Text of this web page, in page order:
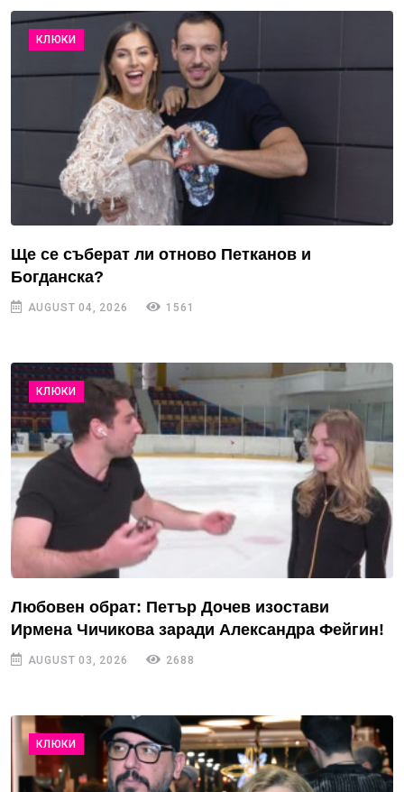
КЛЮКИ
Ще се съберат ли отново Петканов и
Богданска?
AUGUST 04, 2026 1561
КЛЮКИ
Любовен обрат: Петър Дочев изостави
Ирмена Чичикова заради Александра Фейгин!
AUGUST 03, 2026 2688
КЛЮКИ